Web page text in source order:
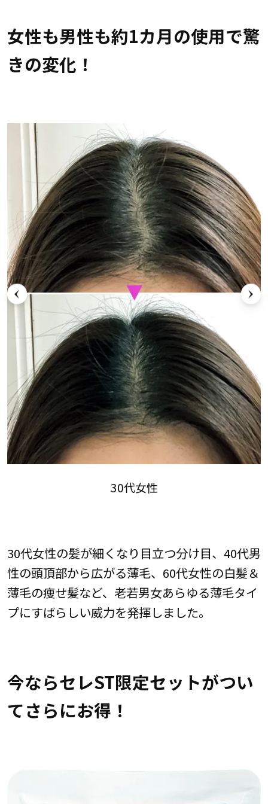
女性も男性も約1カ月の使用で驚
きの変化！
30代女性
30代女性の髪が細くなり目立つ分け目、40代男
性の頭頂部から広がる薄毛、60代女性の白髪＆
薄毛の痩せ髪など、老若男女あらゆる薄毛タイ
プにすばらしい威力を発揮しました。
今ならセレST限定セットがつい
てさらにお得！